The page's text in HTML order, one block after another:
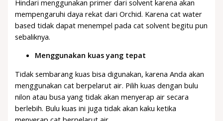
Hindari menggunakan primer dari solvent karena akan
mempengaruhi daya rekat dari Orchid. Karena cat water
based tidak dapat menempel pada cat solvent begitu pun
sebaliknya.
Menggunakan kuas yang tepat
Tidak sembarang kuas bisa digunakan, karena Anda akan
menggunakan cat berpelarut air. Pilih kuas dengan bulu
nilon atau busa yang tidak akan menyerap air secara
berlebih. Bulu kuas ini juga tidak akan kaku ketika